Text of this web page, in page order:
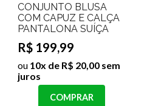
CONJUNTO BLUSA
COM CAPUZ E CALÇA
PANTALONA SUÍÇA
R$ 199,99
ou 10x de R$ 20,00 sem
juros
COMPRAR